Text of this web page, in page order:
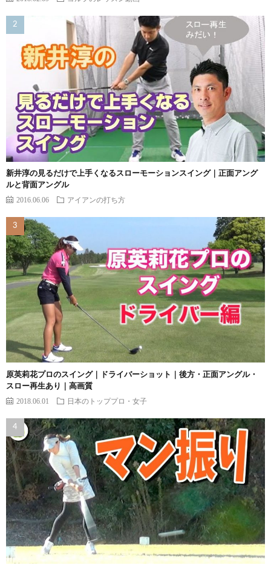
新井淳の見るだけで上手くなるスローモーションスイング｜正面アング
ルと背面アングル
2016.06.06 アイアンの打ち方
原英莉花プロのスイング｜ドライバーショット｜後方・正面アングル・
スロー再生あり｜高画質
2018.06.01 日本のトッププロ・女子